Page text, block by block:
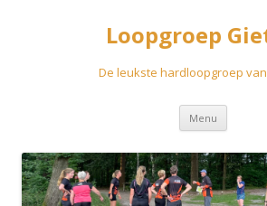
Loopgroep
De leukste hardloopgroep
Menu Spring
inhoud